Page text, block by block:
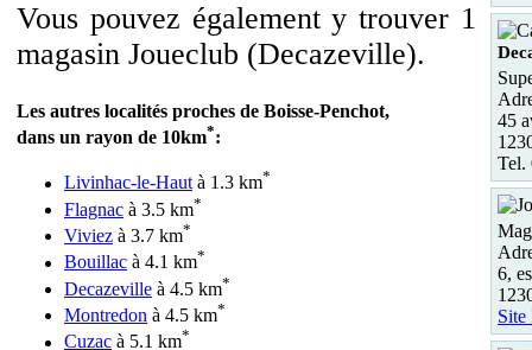
Vous pouvez également y trouver 1
magasin Joueclub (Decazeville).
Les autres localités proches de Boisse-Penchot,
dans un rayon de 10km*:
Livinhac-le-Hautà 1.3 km*
Flagnac à 3.5 km*
Viviez à 3.7 km*
Bouillac à 4.1 km*
Decazeville à 4.5 km*
Montredon à 4.5 km*
Cuzac à 5.1 km*
45
Tel.
6,
Site